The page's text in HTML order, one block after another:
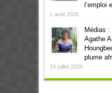
l’emploi
1 août 2026
Médias
Agathe
plume
24 juillet 2026